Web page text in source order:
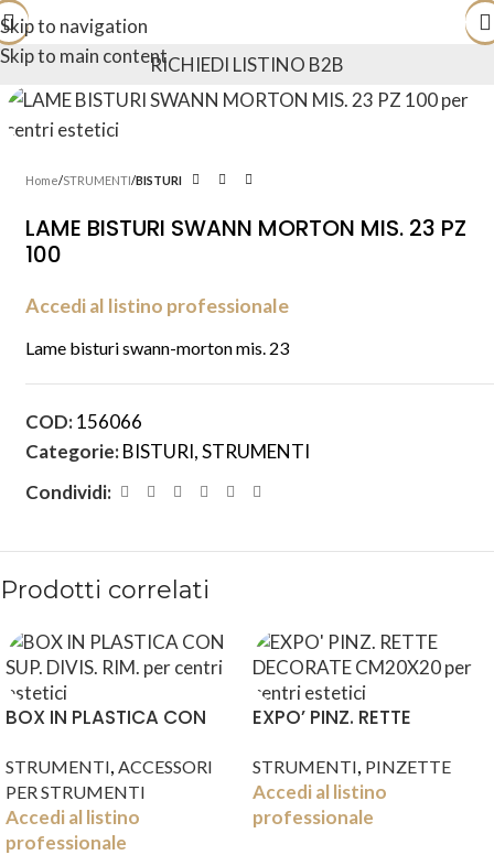
Skip to navigation
Skip to main contentRICHIEDI LISTINO B2B
Home STRUMENTI BISTURI
LAME BISTURI SWANN MORTON MIS. 23 PZ
100
Accedi al listino professionale
Lame bisturi swann-morton mis. 23
COD:156066
Categorie:BISTURI,STRUMENTI
Condividi:
Prodotti correlati
BOX IN PLASTICA CON
STRUMENTI, ACCESSORI
PER STRUMENTI
Accedi al listino
professionale
EXPO’ PINZ. RETTE
STRUMENTI, PINZETTE
Accedi al listino
professionale